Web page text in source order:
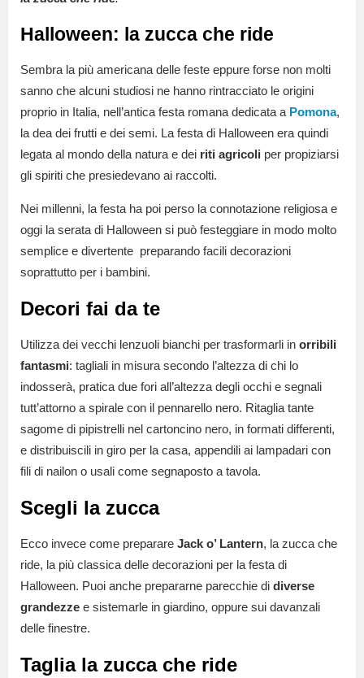
Halloween: la zucca che ride
Sembra la più americana delle feste eppure forse non molti
sanno che alcuni studiosi ne hanno rintracciato le origini
proprio in Italia, nell’antica festa romana dedicata a Pomona,
la dea dei frutti e dei semi. La festa di Halloween era quindi
legata al mondo della natura e dei riti agricoli per propiziarsi
gli spiriti che presiedevano ai raccolti.
Nei millenni, la festa ha poi perso la connotazione religiosa e
oggi la serata di Halloween si può festeggiare in modo molto
semplice e divertente preparando facili decorazioni
soprattutto per i bambini.
Decori fai da te
Utilizza dei vecchi lenzuoli bianchi per trasformarli in orribili
fantasmi: tagliali in misura secondo l’altezza di chi lo
indosserà, pratica due fori all’altezza degli occhi e segnali
tutt’attorno a spirale con il pennarello nero. Ritaglia tante
sagome di pipistrelli nel cartoncino nero, in formati differenti,
e distribuiscili in giro per la casa, appendili ai lampadari con
fili di nailon o usali come segnaposto a tavola.
Scegli la zucca
Ecco invece come preparare Jack o’ Lantern, la zucca che
ride, la più classica delle decorazioni per la festa di
Halloween. Puoi anche prepararne parecchie di diverse
grandezze e sistemarle in giardino, oppure sui davanzali
delle finestre.
Taglia la zucca che ride